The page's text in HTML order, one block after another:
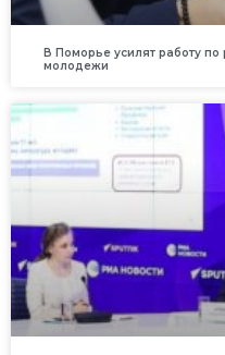
В Поморье усилят работу
молодежи